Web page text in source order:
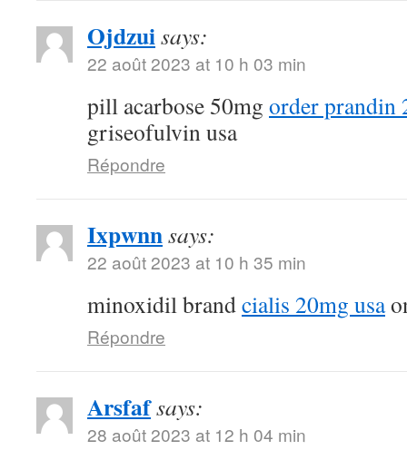
Ojdzuisays:
22 août 2023 at 10 h 03 min
pill acarbose 50mg order prandin
griseofulvin usa
Répondre
Ixpwnnsays:
22 août 2023 at 10 h 35 min
minoxidil brandcialis 20mg usa
Répondre
Arsfafsays:
28 août 2023 at 12 h 04 min